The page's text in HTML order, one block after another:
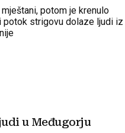
potom je krenulo
potok strigovu dolaze ljudi iz
u Međugorju